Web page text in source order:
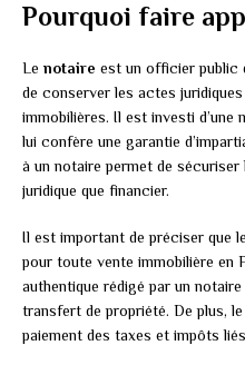
Pourquoi faire
Le notaire est un officier public
de conserver les actes
immobilières. Il est investi d’une
lui confère une garantie
à un notaire permet de
juridique que financier.
Il est important de préciser que
pour toute vente immobilière en
authentique rédigé par un
transfert de propriété. De plus,
paiement des taxes et impôts